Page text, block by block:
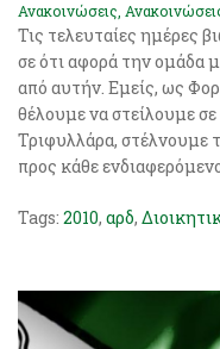
Ανακοινώσεις
Τις τελευταίες ημέρες
σε ότι αφορά την ομάδα
από αυτήν. Εμείς, ως
θέλουμε να στείλουμε
Τριφυλλάρα, στέλνουμε
προς κάθε
Tags: 2010, αρδ,